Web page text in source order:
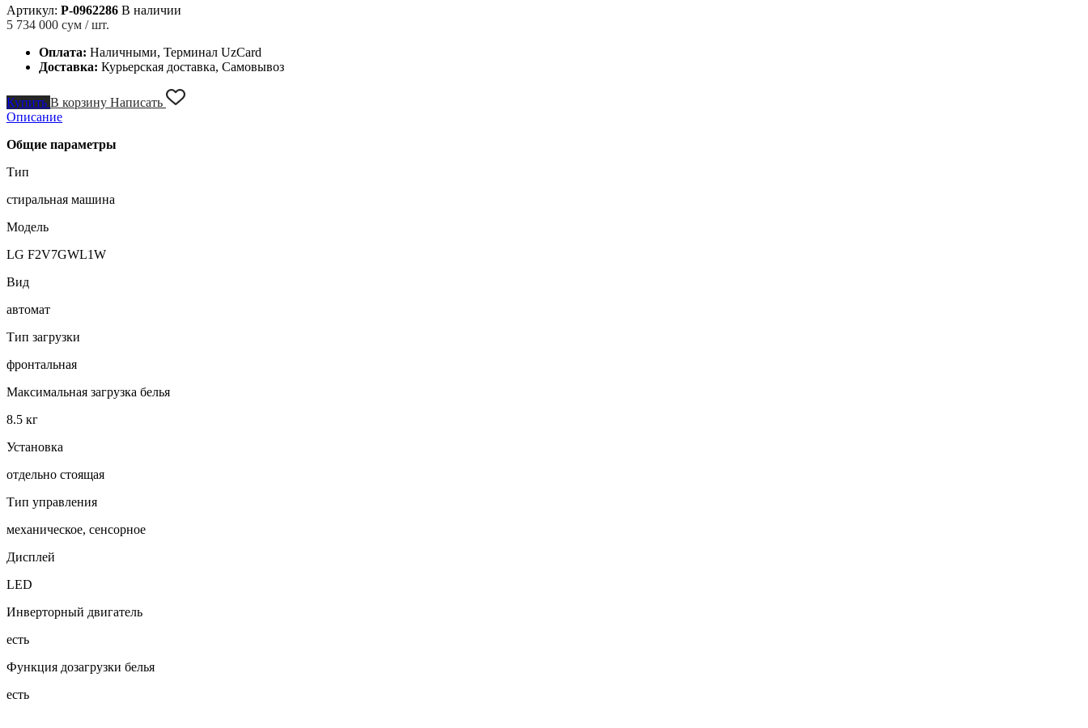
Артикул: P-0962286 В наличии
5 734 000 сум / шт.
Оплата: Наличными, Терминал UzCard
Доставка: Курьерская доставка, Самовывоз
Купить В корзину Написать
Описание
Общие параметры
Тип
стиральная машина
Модель
LG F2V7GWL1W
Вид
автомат
Тип загрузки
фронтальная
Максимальная загрузка белья
8.5 кг
Установка
отдельно стоящая
Тип управления
механическое, сенсорное
Дисплей
LED
Инверторный двигатель
есть
Функция дозагрузки белья
есть